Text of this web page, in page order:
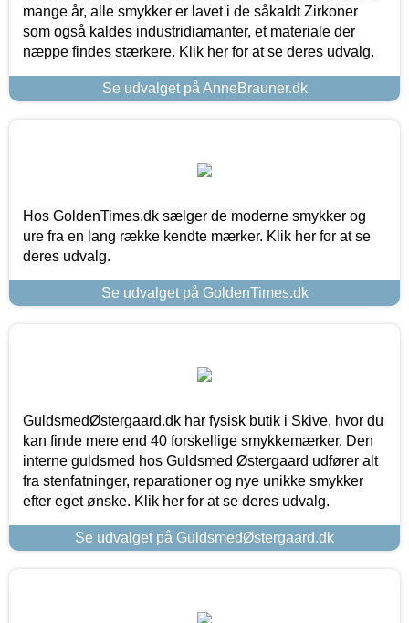
mange år, alle smykker er lavet i de såkaldt Zirkoner
som også kaldes industridiamanter, et materiale der
næppe findes stærkere. Klik her for at se deres udvalg.
Se udvalget på AnneBrauner.dk
Hos GoldenTimes.dk sælger de moderne smykker og
ure fra en lang række kendte mærker. Klik her for at se
deres udvalg.
Se udvalget på GoldenTimes.dk
GuldsmedØstergaard.dk har fysisk butik i Skive, hvor du
kan finde mere end 40 forskellige smykkemærker. Den
interne guldsmed hos Guldsmed Østergaard udfører alt
fra stenfatninger, reparationer og nye unikke smykker
efter eget ønske. Klik her for at se deres udvalg.
Se udvalget på GuldsmedØstergaard.dk